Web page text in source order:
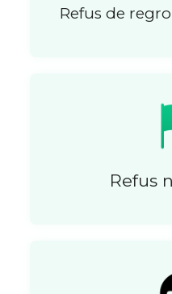
Refus de
Refus